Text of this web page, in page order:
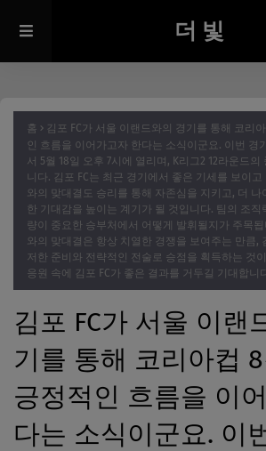
더 빛
홈
김포 FC가 서울 이랜드와의 경기를 통해 코리
인 흐름을 이어가고자 한다는 소식이군요. 이번 경
서 5월 18일 오후 7시에 열리며, K리그2 12라운드의
니다. 김포 FC는 최근 경기에서 좋은 기세를 보이
와의 맞대결도 승리를 통해 자존심을 지키고, 더 나
한 기대감을 높이는 계기가 될 것입니다. 팀의 조직
량이 중요한 승부처에서 어떻게 발휘될지가 주목
와의 맞대결은 항상 치열한 경쟁을 보여주는 만큼,
저한 준비와 전략적인 전술로 승점을 획득하는 것
응원 속에 김포 FC가 좋은 결과를 거두길 기대합니
김포 FC가 서울 이랜
기를 통해 코리아컵
긍정적인 흐름을 이
다는 소식이군요. 이